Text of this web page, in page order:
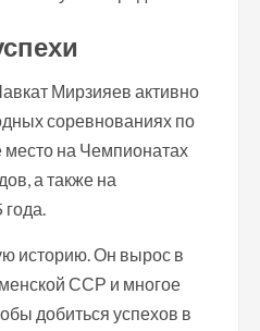
Мирзияев активно
соревнованиях по
место на Чемпионатах
а также на
историю. Он вырос в
ССР и многое
добиться успехов в